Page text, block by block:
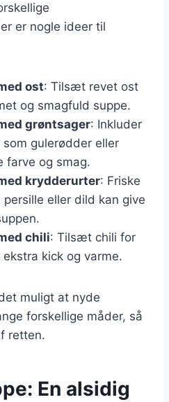
er nogle ideer til
ost: Tilsæt revet ost
og smagfuld suppe.
grøntsager: Inkluder
gulerødder eller
farve og smag.
krydderurter: Friske
eller dild kan give
chili: Tilsæt chili for
kick og varme.
muligt at nyde
forskellige måder, så
retten.
En alsidig